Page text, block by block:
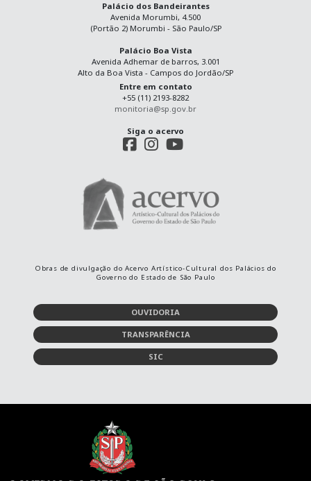
Palácio dos Bandeirantes
Avenida Morumbi, 4.500
(Portão 2) Morumbi - São Paulo/SP
Palácio Boa Vista
Avenida Adhemar de barros, 3.001
Alto da Boa Vista - Campos do Jordão/SP
Entre em contato
+55 (11) 2193-8282
monitoria@sp.gov.br
Siga o acervo
Obras de divulgação do Acervo Artístico-Cultural dos Palácios do
Governo do Estado de São Paulo
OUVIDORIA
TRANSPARÊNCIA
SIC